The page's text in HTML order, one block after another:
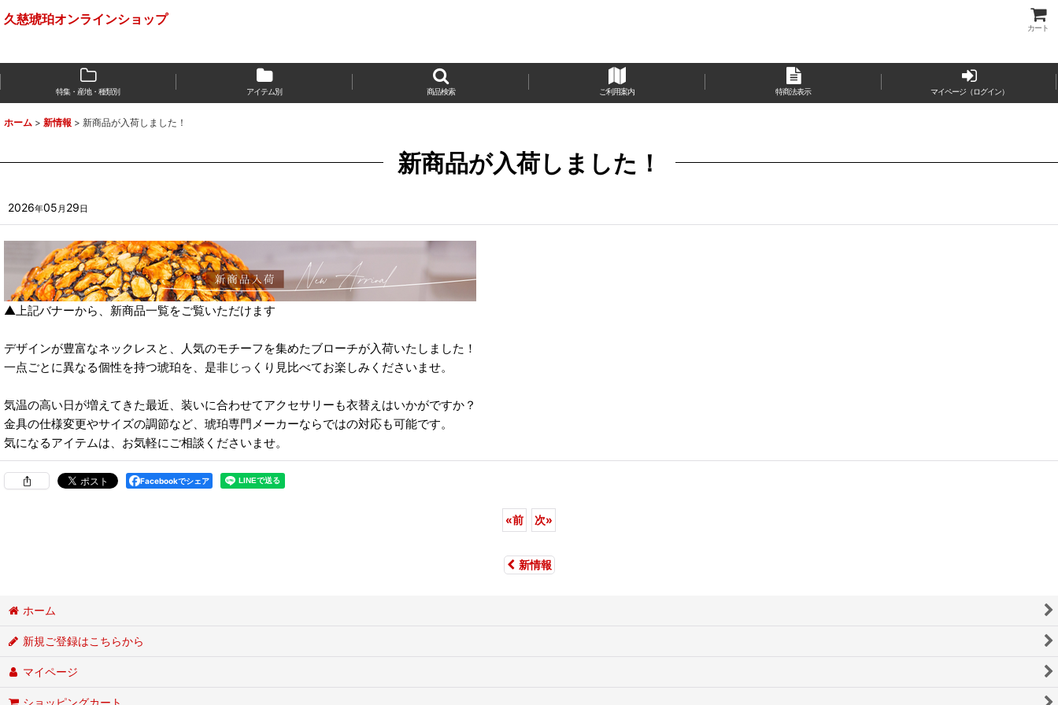
久慈琥珀オンラインショップ
カート
特集・産地・種類別 アイテム別 商品検索 ご利用案内 特商法表示 マイページ（ログイン）
ホーム > 新情報 > 新商品が入荷しました！
新商品が入荷しました！
2026年05 月 29日
▲上記バナーから、新商品一覧をご覧いただけます
デザインが豊富なネックレスと、人気のモチーフを集めたブローチが入荷いたしました！
一点ごとに異なる個性を持つ琥珀を、是非じっくり見比べてお楽しみくださいませ。
気温の高い日が増えてきた最近、装いに合わせてアクセサリーも衣替えはいかがですか？
金具の仕様変更やサイズの調節など、琥珀専門メーカーならではの対応も可能です。
気になるアイテムは、お気軽にご相談くださいませ。
Facebookでシェア
«前 次»
新情報
ホーム
新規ご登録はこちらから
マイページ
ショッピングカート